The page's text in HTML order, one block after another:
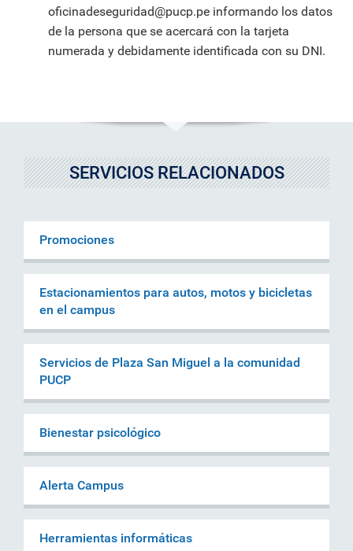
oficinadeseguridad@pucp.pe informando los datos
de la persona que se acercará con la tarjeta
numerada y debidamente identificada con su DNI.
SERVICIOS RELACIONADOS
Promociones
Estacionamientos para autos, motos y bicicletas
en el campus
Servicios de Plaza San Miguel a la comunidad
PUCP
Bienestar psicológico
Alerta Campus
Herramientas informáticas